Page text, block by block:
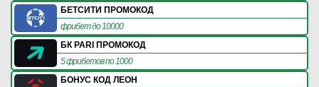
БЕТСИТИ ПРОМОКОД
фрибет до 10000
БК PARI ПРОМОКОД
5 фрибетов по 1000
БОНУС КОД ЛЕОН